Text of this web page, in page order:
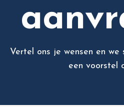
Vertel ons je wensen en we
een voorstel